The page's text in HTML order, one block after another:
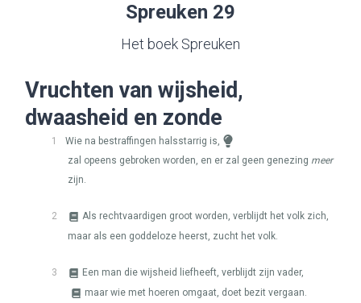
Spreuken 29
Het boek Spreuken
Vruchten van wijsheid,
dwaasheid en zonde
1
Wie na bestraffingen halsstarrig is,
zal opeens gebroken worden, en er zal geen genezing meer
zijn.
2
Als rechtvaardigen groot worden, verblijdt het volk zich,
maar als een goddeloze heerst, zucht het volk.
3
Een man die wijsheid liefheeft, verblijdt zijn vader,
maar wie met hoeren omgaat, doet bezit vergaan.